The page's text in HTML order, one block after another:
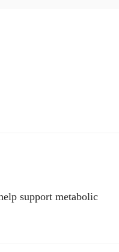
support metabolic